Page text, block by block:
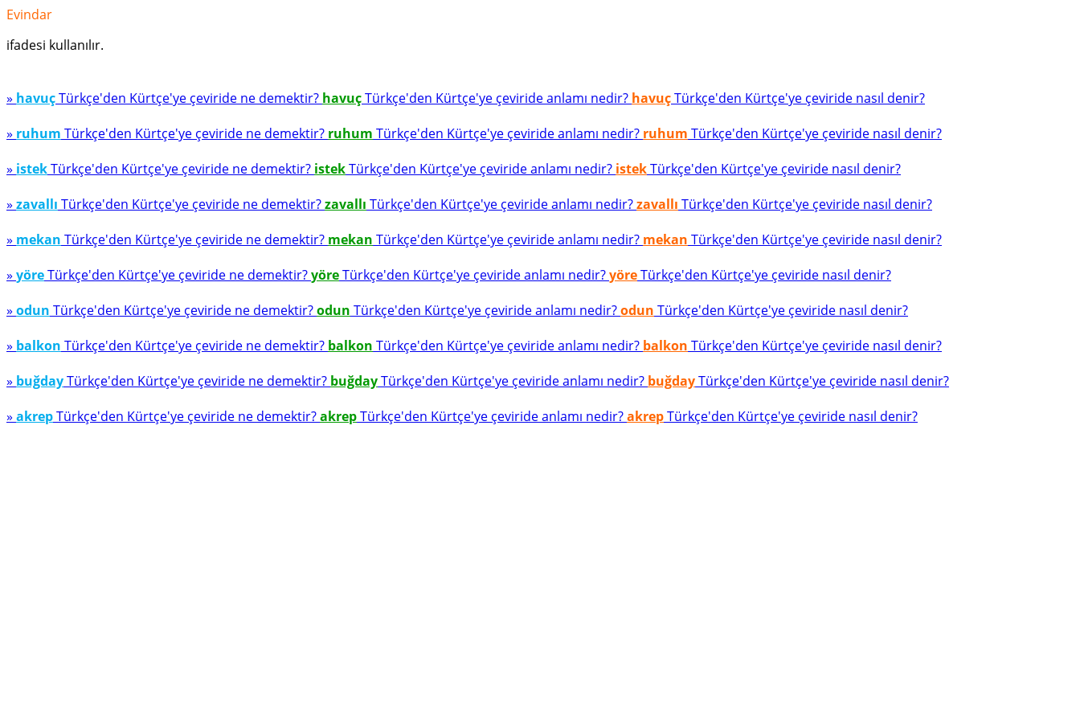
Evindar
ifadesi kullanılır.
» havuçTürkçe'den Kürtçe'ye çeviride ne demektir? havuçTürkçe'den Kürtçe'ye çeviride anlamı nedir? havuçTürkçe'den Kürtçe'ye çeviride nasıl denir?
» ruhum Türkçe'den Kürtçe'ye çeviride ne demektir? ruhum Türkçe'den Kürtçe'ye çeviride anlamı nedir? ruhum Türkçe'den Kürtçe'ye çeviride nasıl denir?
» istekTürkçe'den Kürtçe'ye çeviride ne demektir? istekTürkçe'den Kürtçe'ye çeviride anlamı nedir? istekTürkçe'den Kürtçe'ye çeviride nasıl denir?
» zavallı Türkçe'den Kürtçe'ye çeviride ne demektir?zavallı Türkçe'den Kürtçe'ye çeviride anlamı nedir?zavallı Türkçe'den Kürtçe'ye çeviride nasıl denir?
» mekan Türkçe'den Kürtçe'ye çeviride ne demektir? mekan Türkçe'den Kürtçe'ye çeviride anlamı nedir? mekan Türkçe'den Kürtçe'ye çeviride nasıl denir?
» yöreTürkçe'den Kürtçe'ye çeviride ne demektir?yöreTürkçe'den Kürtçe'ye çeviride anlamı nedir?yöreTürkçe'den Kürtçe'ye çeviride nasıl denir?
» odun Türkçe'den Kürtçe'ye çeviride ne demektir?odun Türkçe'den Kürtçe'ye çeviride anlamı nedir?odun Türkçe'den Kürtçe'ye çeviride nasıl denir?
» balkon Türkçe'den Kürtçe'ye çeviride ne demektir? balkon Türkçe'den Kürtçe'ye çeviride anlamı nedir? balkon Türkçe'den Kürtçe'ye çeviride nasıl denir?
» buğdayTürkçe'den Kürtçe'ye çeviride ne demektir? buğdayTürkçe'den Kürtçe'ye çeviride anlamı nedir? buğdayTürkçe'den Kürtçe'ye çeviride nasıl denir?
» akrepTürkçe'den Kürtçe'ye çeviride ne demektir?akrepTürkçe'den Kürtçe'ye çeviride anlamı nedir?akrepTürkçe'den Kürtçe'ye çeviride nasıl denir?